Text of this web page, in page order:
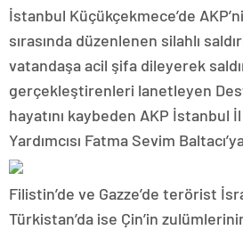
İstanbul Küçükçekmece’de
sırasında düzenlenen silahlı
vatandaşa acil şifa dileyerek
gerçekleştirenleri lanetleyen
hayatını kaybeden AKP İstanbul
Yardımcısı Fatma Sevim
Filistin’de ve Gazze’de terörist
Türkistan’da ise Çin’in